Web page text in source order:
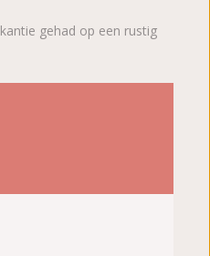
gehad op een rustig